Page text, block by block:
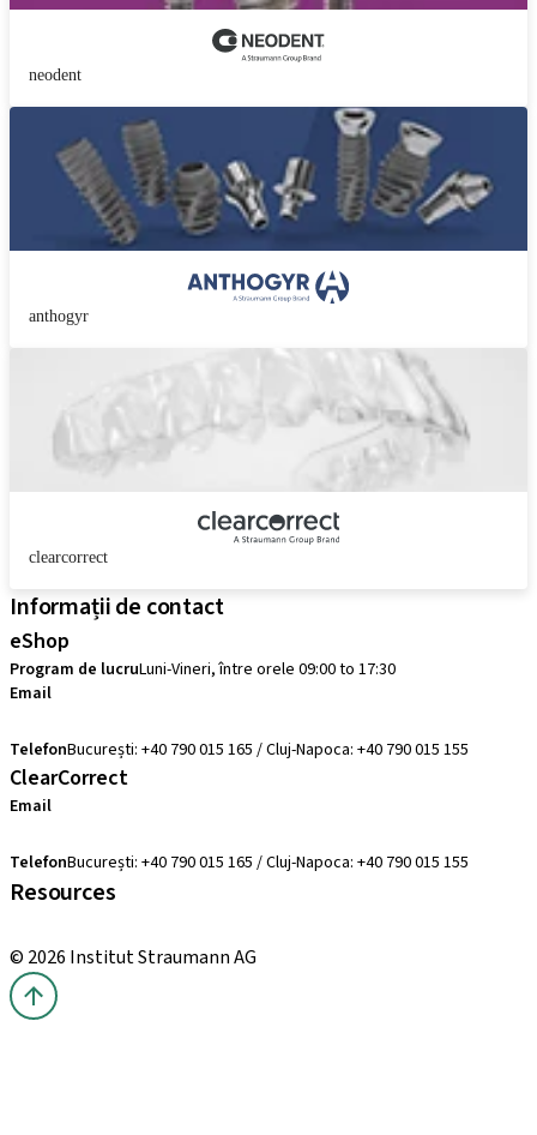
neodent
anthogyr
clearcorrect
Informații de contact
eShop
Program de lucruLuni-Vineri, între orele 09:00 to 17:30
Email
TelefonBucurești: +40 790 015 165 / Cluj-Napoca: +40 790 015 155
ClearCorrect
Email
TelefonBucurești: +40 790 015 165 / Cluj-Napoca: +40 790 015 155
Resources
© 2026 Institut Straumann AG